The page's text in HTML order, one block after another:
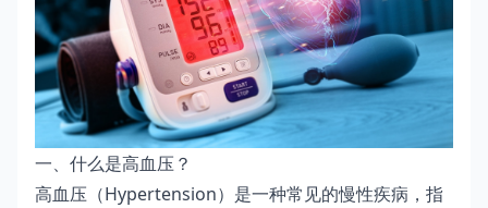
一、什么是高血压？
高血压（Hypertension）是一种常见的慢性疾病，指